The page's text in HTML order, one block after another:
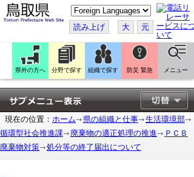
こ
の
ペ
ー
ジ
翻
訳
す
る
読み上げ 大 元
県外の方へ 分野で探す 組織で探す 防災 緊急 メニュー
現在の位置： ホーム 県の組織と仕事
生活環境部
循環型社会推進課
廃棄物の適正処理の推進
ＰＣＢ
廃棄物対策
処分等の終了届出について